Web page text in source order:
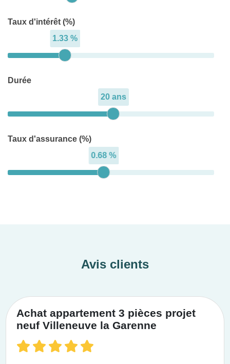
Taux d'intérêt (%)
1.33 %
Durée
20 ans
Taux d'assurance (%)
0.68 %
Avis clients
Achat appartement 3 pièces projet
neuf Villeneuve la Garenne